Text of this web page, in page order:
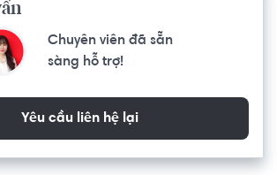
Chuyên viên đã sẵn
sàng hỗ trợ!
Yêu cầu liên hệ lại